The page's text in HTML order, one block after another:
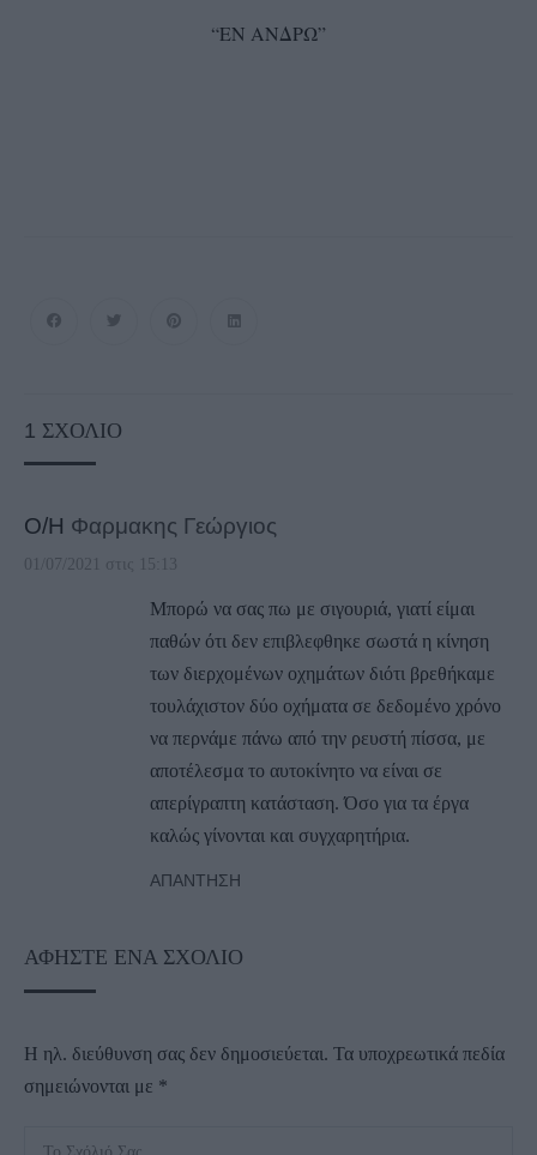
“ΕΝ ΑΝΔΡΩ”
1 ΣΧΌΛΙΟ
Ο/Η Φαρμακης Γεώργιος
01/07/2021 στις 15:13
Μπορώ να σας πω με σιγουριά, γιατί είμαι
παθών ότι δεν επιβλεφθηκε σωστά η κίνηση
των διερχομένων οχημάτων διότι βρεθήκαμε
τουλάχιστον δύο οχήματα σε δεδομένο χρόνο
να περνάμε πάνω από την ρευστή πίσσα, με
αποτέλεσμα το αυτοκίνητο να είναι σε
απερίγραπτη κατάσταση. Όσο για τα έργα
καλώς γίνονται και συγχαρητήρια.
ΑΠΆΝΤΗΣΗ
ΑΦΉΣΤΕ ΈΝΑ ΣΧΌΛΙΟ
Η ηλ. διεύθυνση σας δεν δημοσιεύεται. Τα υποχρεωτικά πεδία
σημειώνονται με *